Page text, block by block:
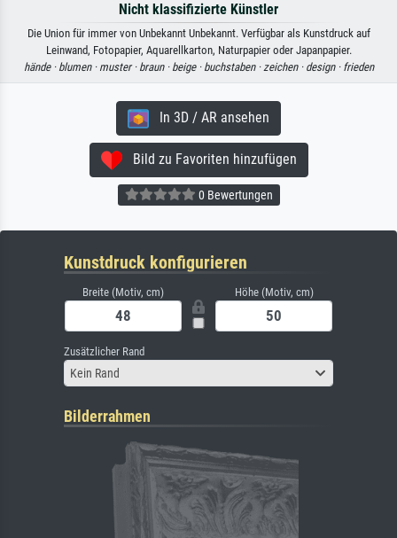
Nicht klassifizierte Künstler
Die Union für immer von Unbekannt Unbekannt. Verfügbar als Kunstdruck auf
Leinwand, Fotopapier, Aquarellkarton, Naturpapier oder Japanpapier.
hände · blumen · muster · braun · beige · buchstaben ·zeichen · design · frieden
In 3D / AR ansehen
Bild zu Favoriten hinzufügen
0 Bewertungen
Kunstdruck konfigurieren
Breite (Motiv, cm) Höhe (Motiv, cm)
Zusätzlicher Rand
Kein Rand
Bilderrahmen